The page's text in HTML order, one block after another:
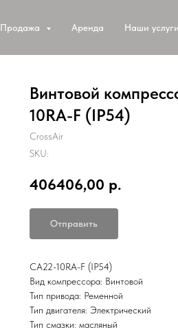
Продажа Аренда Наши услуги
Винтовой
10RA-F (IP54)
CrossAir
SKU:
406406,00 р.
Отправить
CA22-10RA-F (IP54)
Вид компрессора: Винтовой
Тип привода: Ременной
Тип двигателя: Электрический
Тип смазки: масляный